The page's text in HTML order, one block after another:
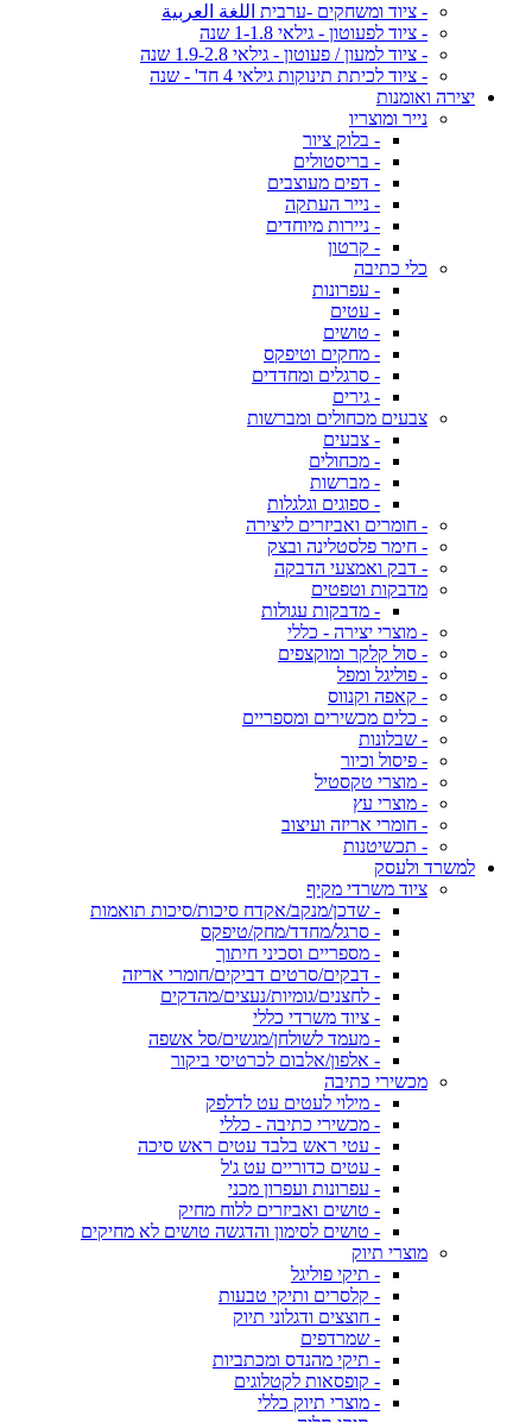
- ציוד ומשחקים -ערבית اللغة العربية
- ציוד לפעוטון - גילאי 1-1.8 שנה
- ציוד למעון / פעוטון - גילאי 1.9-2.8 שנה
- ציוד לכיתת תינוקות גילאי 4 חד' - שנה
יצירה ואומנות
נייר ומוצריו
- בלוק ציור
- בריסטולים
- דפים מעוצבים
- נייר העתקה
- ניירות מיוחדים
- קרטון
כלי כתיבה
- עפרונות
- עטים
- טושים
- מחקים וטיפקס
- סרגלים ומחדדים
- גירים
צבעים מכחולים ומברשות
- צבעים
- מכחולים
- מברשות
- ספוגים וגלגלות
- חומרים ואביזרים ליצירה
- חימר פלסטלינה ובצק
- דבק ואמצעי הדבקה
מדבקות וטפטים
- מדבקות עגולות
- מוצרי יצירה - כללי
- סול קלקר ומוקצפים
- פוליגל ומפל
- קאפה וקנווס
- כלים מכשירים ומספריים
- שבלונות
- פיסול וכיור
- מוצרי טקסטיל
- מוצרי עץ
- חומרי אריזה ועיצוב
- תכשיטנות
למשרד ולעסק
ציוד משרדי מקיף
- שדכן/מנקב/אקדח סיכות/סיכות תואמות
- סרגל/מחדד/מחק/טיפקס
- מספריים וסכיני חיתוך
- דבקים/סרטים דביקים/חומרי אריזה
- לחצנים/גומיות/נעצים/מהדקים
- ציוד משרדי כללי
- מעמד לשולחן/מגשים/סל אשפה
- אלפון/אלבום לכרטיסי ביקור
מכשירי כתיבה
- מילוי לעטים עט לדלפק
- מכשירי כתיבה - כללי
- עטי ראש בלבד עטים ראש סיכה
- עטים כדוריים עט ג'ל
- עפרונות ועפרון מכני
- טושים ואביזרים ללוח מחיק
- טושים לסימון והדגשה טושים לא מחיקים
מוצרי תיוק
- תיקי פוליגל
- קלסרים ותיקי טבעות
- חוצצים ודגלוני תיוק
- שמרדפים
- תיקי מהנדס ומכתביות
- קופסאות לקטלוגים
- מוצרי תיוק כללי